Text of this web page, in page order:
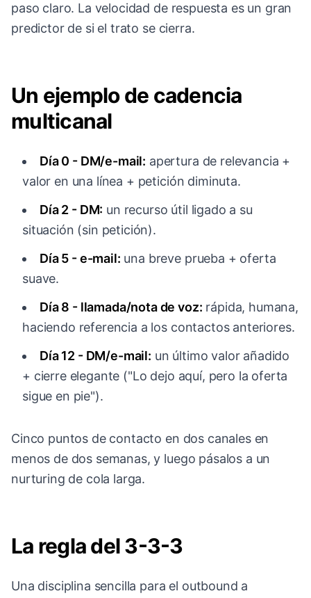
paso claro. La velocidad de respuesta es un gran
predictor de si el trato se cierra.
Un ejemplo de cadencia
multicanal
Día 0 - DM/e-mail: apertura de relevancia +
valor en una línea + petición diminuta.
Día 2 - DM: un recurso útil ligado a su
situación (sin petición).
Día 5 - e-mail: una breve prueba + oferta
suave.
Día 8 - llamada/nota de voz: rápida, humana,
haciendo referencia a los contactos anteriores.
Día 12 - DM/e-mail: un último valor añadido
+ cierre elegante ("Lo dejo aquí, pero la oferta
sigue en pie").
Cinco puntos de contacto en dos canales en
menos de dos semanas, y luego pásalos a un
nurturing de cola larga.
La regla del 3-3-3
Una disciplina sencilla para el outbound a